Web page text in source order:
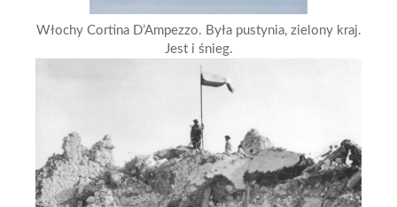
Włochy Cortina D’Ampezzo. Była pustynia, zielony kraj.
Jest i śnieg.